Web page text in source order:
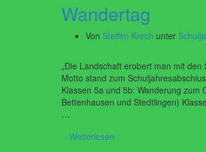
Wandertag
Von Steffen Krech unter
„Die Landschaft erobert man mit
Motto stand zum
Klassen 5a und 5b: Wanderung zum
Bettenhausen und Stedtlingen)
…
Weiterlesen